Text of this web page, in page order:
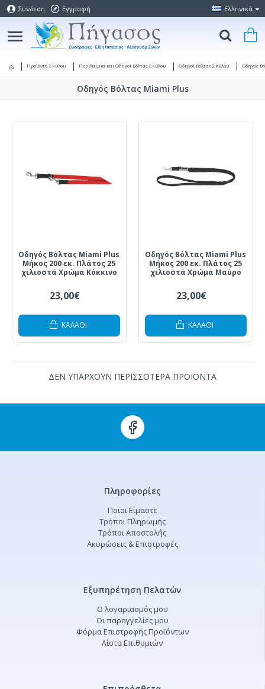
Σύνδεση Εγγραφή Ελληνικά
Προϊόντα Σκύλου Περιλαίμια και Οδηγοί Βόλτας Σκύλου Οδηγοί Βόλτας Σκύλου Οδηγός
Οδηγός Βόλτας Miami Plus
Οδηγός Βόλτας Miami Plus
Μήκος 200 εκ. Πλάτος 25
χιλιοστά Χρώμα Κόκκινο
23,00€
ΚΑΛΆΘΙ
Οδηγός Βόλτας Miami Plus
Μήκος 200 εκ. Πλάτος 25
χιλιοστά Χρώμα Μαύρο
23,00€
ΚΑΛΆΘΙ
ΔΕΝ ΥΠΑΡΧΟΥΝ ΠΕΡΙΣΣΟΤΕΡΑ ΠΡΟΪΟΝΤΑ
Πληροφορίες
Ποιοι Είμαστε
Τρόποι Πληρωμής
Τρόποι Αποστολής
Ακυρώσεις & Επιστροφές
Εξυπηρέτηση Πελατών
Ο λογαριασμός μου
Οι παραγγελίες μου
Φόρμα Επιστροφής Προϊόντων
Λίστα Επιθυμιών